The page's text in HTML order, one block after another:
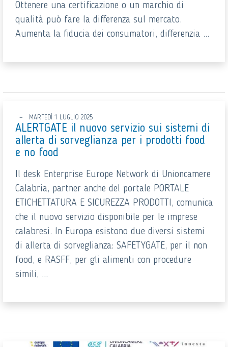
Ottenere una certificazione o un marchio di
qualità può fare la differenza sul mercato.
Aumenta la fiducia dei consumatori, differenzia ...
MARTEDÌ 1 LUGLIO 2025
ALERTGATE il nuovo servizio sui sistemi di
allerta di sorveglianza per i prodotti food
e no food
Il desk Enterprise Europe Network di Unioncamere
Calabria, partner anche del portale PORTALE
ETICHETTATURA E SICUREZZA PRODOTTI, comunica
che il nuovo servizio disponibile per le imprese
calabresi. In Europa esistono due diversi sistemi
di allerta di sorveglianza: SAFETYGATE, per il non
food, e RASFF, per gli alimenti con procedure
simili, ...